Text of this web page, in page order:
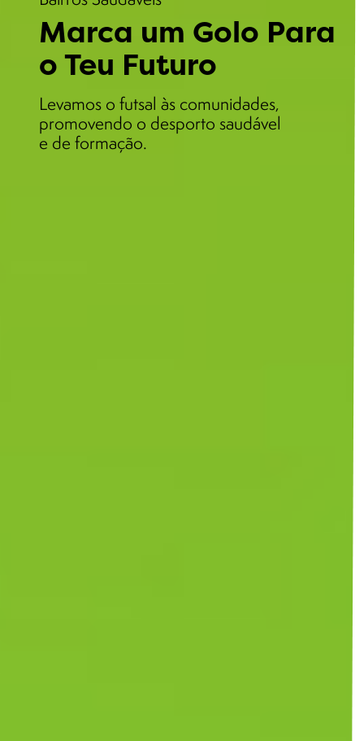
Marca um Golo Para
o Teu Futuro
Levamos o futsal às comunidades,
promovendo o desporto saudável
e de formação.